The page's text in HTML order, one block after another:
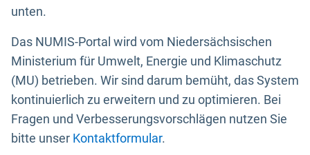
unten.
Das NUMIS-Portal wird vom Niedersächsischen
Ministerium für Umwelt, Energie und Klimaschutz
(MU) betrieben. Wir sind darum bemüht, das System
kontinuierlich zu erweitern und zu optimieren. Bei
Fragen und Verbesserungsvorschlägen nutzen Sie
bitte unser Kontaktformular.